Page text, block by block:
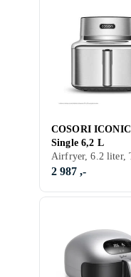
COSORI ICONIC
Single 6,2 L
2 987 ,-